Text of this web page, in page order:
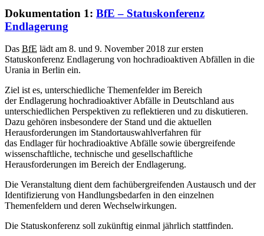
Dokumentation 1: BfE – Statuskonferenz
Endlagerung
Das BfE lädt am 8. und 9. November 2018 zur ersten
Statuskonferenz Endlagerung von hochradioaktiven Abfällen in die
Urania in Berlin ein.
Ziel ist es, unterschiedliche Themenfelder im Bereich
der Endlagerung hochradioaktiver Abfälle in Deutschland aus
unterschiedlichen Perspektiven zu reflektieren und zu diskutieren.
Dazu gehören insbesondere der Stand und die aktuellen
Herausforderungen im Standortauswahlverfahren für
das Endlager für hochradioaktive Abfälle sowie übergreifende
wissenschaftliche, technische und gesellschaftliche
Herausforderungen im Bereich der Endlagerung.
Die Veranstaltung dient dem fachübergreifenden Austausch und der
Identifizierung von Handlungsbedarfen in den einzelnen
Themenfeldern und deren Wechselwirkungen.
Die Statuskonferenz soll zukünftig einmal jährlich stattfinden.